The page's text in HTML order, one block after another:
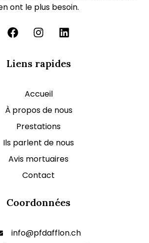
ont le plus besoin.
Liens rapides
Accueil
À propos de nous
Prestations
Ils parlent de nous
Avis mortuaires
Contact
Coordonnées
info@pfdafflon.ch